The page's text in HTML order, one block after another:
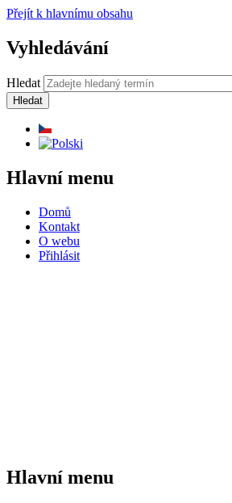
Přejít k hlavnímu obsahu
Vyhledávání
Hledat
Hlavní menu
Domů
Kontakt
O webu
Přihlásit
Hlavní menu